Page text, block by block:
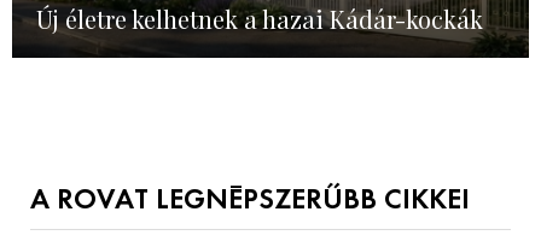
Új életre kelhetnek a hazai Kádár-kockák
A ROVAT LEGNÉPSZERŰBB CIKKEI